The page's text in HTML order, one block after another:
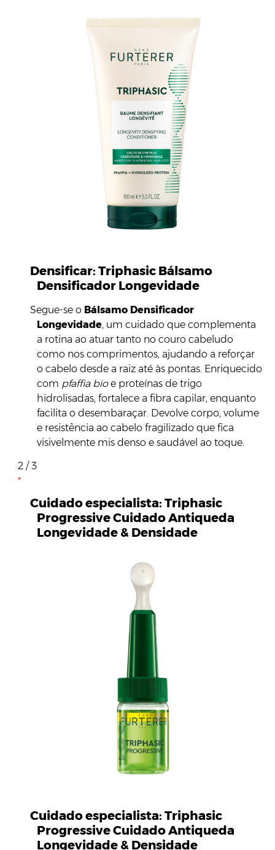
Densificar: Triphasic Bálsamo
Densificador Longevidade
Segue-se o Bálsamo Densificador
Longevidade, um cuidado que complementa
a rotina ao atuar tanto no couro cabeludo
como nos comprimentos, ajudando a reforçar
o cabelo desde a raiz até às pontas. Enriquecido
com pfaffia bioe proteínas de trigo
hidrolisadas, fortalece a fibra capilar, enquanto
facilita o desembaraçar. Devolve corpo, volume
e resistência ao cabelo fragilizado que fica
visivelmente mis denso e saudável ao toque.
2 / 3
Cuidado especialista: Triphasic
Progressive Cuidado Antiqueda
Longevidade & Densidade
Cuidado especialista: Triphasic
Progressive Cuidado Antiqueda
Longevidade & Densidade